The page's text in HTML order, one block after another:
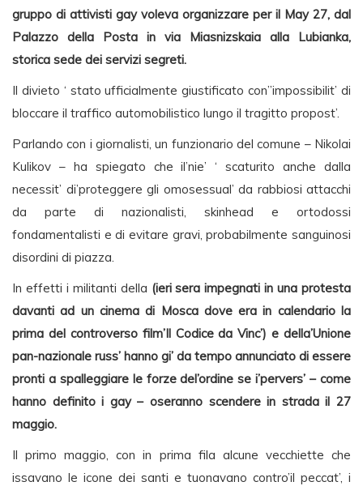
gruppo di attivisti gay voleva organizzare per il May 27, dal
Palazzo della Posta in via Miasnizskaia alla Lubianka,
storica sede dei servizi segreti.
Il divieto ‘ stato ufficialmente giustificato con”impossibilit’ di
bloccare il traffico automobilistico lungo il tragitto propost’.
Parlando con i giornalisti, un funzionario del comune – Nikolai
Kulikov – ha spiegato che il’nie’ ‘ scaturito anche dalla
necessit’ di’proteggere gli omosessual’ da rabbiosi attacchi
da parte di nazionalisti, skinhead e ortodossi
fondamentalisti e di evitare gravi, probabilmente sanguinosi
disordini di piazza.
In effetti i militanti della (ieri sera impegnati in una protesta
davanti ad un cinema di Mosca dove era in calendario la
prima del controverso film’Il Codice da Vinc’) e della’Unione
pan-nazionale russ’ hanno gi’ da tempo annunciato di essere
pronti a spalleggiare le forze del’ordine se i’pervers’ – come
hanno definito i gay – oseranno scendere in strada il 27
maggio.
Il primo maggio, con in prima fila alcune vecchiette che
issavano le icone dei santi e tuonavano contro’il peccat’, i